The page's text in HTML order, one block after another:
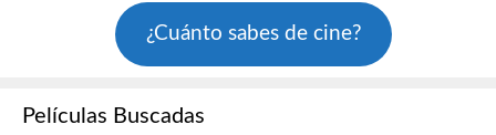
¿Cuánto sabes de cine?
Películas Buscadas